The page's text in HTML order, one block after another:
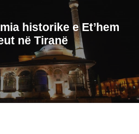
historike e Et’hem
në Tiranë